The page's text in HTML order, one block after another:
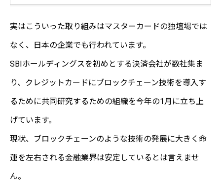
実はこういった取り組みはマスターカードの独壇場では
なく、日本の企業でも行われています。
SBIホールディングスを初めとする決済会社が数社集ま
り、クレジットカードにブロックチェーン技術を導入す
るために共同研究するための組織を今年の1月に立ち上
げています。
現状、ブロックチェーンのような技術の発展に大きく命
運を左右される金融業界は安定しているとは言えませ
ん。